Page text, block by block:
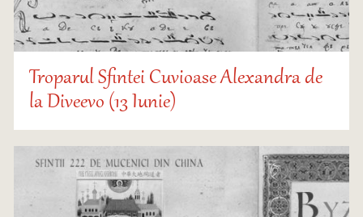
Troparul Sfintei Cuvioase Alexandra de
la Diveevo (13 Iunie)